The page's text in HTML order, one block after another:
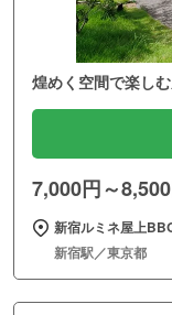
煌めく空間で楽し
7,000円～
新宿ルミネ屋上
新宿駅／東京都